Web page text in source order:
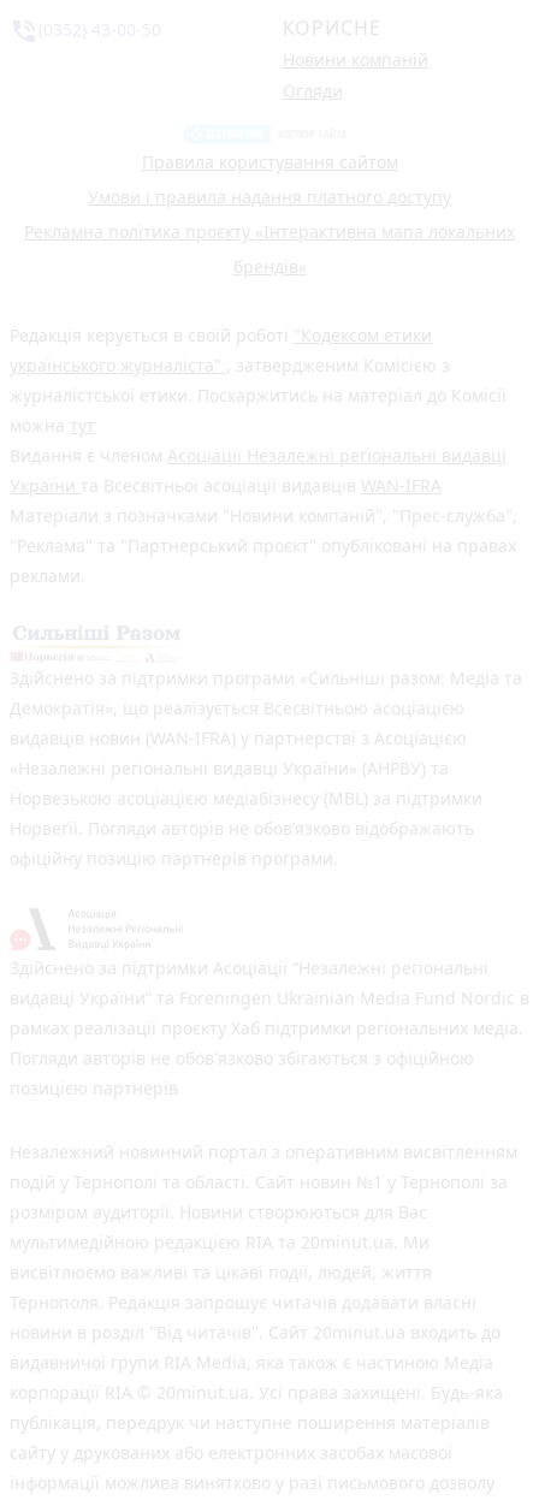
КОРИСНЕ
Новини компаній
Огляди
Правила користування сайтом
Умови і правила надання платного доступу
Рекламна політика проєкту «Інтерактивна мапа локальних
брендів»
Редакція керується в своїй роботі "Кодексом етики
українського журналіста" , затвердженим Комісією з
журналістської етики. Поскаржитись на матеріал до Комісії
можна тут
Видання є членом Асоціації Незалежні регіональні видавці
України та Всесвітньої асоціації видавців WAN-IFRA
Матеріали з позначками "Новини компаній", "Прес-служба",
"Реклама" та "Партнерський проєкт" опубліковані на правах
реклами.
Здійснено за підтримки програми «Сильніші разом: Медіа та
Демократія», що реалізується Всесвітньою асоціацією
видавців новин (WAN-IFRA) у партнерстві з Асоціацією
«Незалежні регіональні видавці України» (АНРВУ) та
Норвезькою асоціацією медіабізнесу (MBL) за підтримки
Норвегії. Погляди авторів не обов’язково відображають
офіційну позицію партнерів програми.
Здійснено за підтримки Асоціації “Незалежні регіональні
видавці України” та Foreningen Ukrainian Media Fund Nordic в
рамках реалізації проєкту Хаб підтримки регіональних медіа.
Погляди авторів не обов'язково збігаються з офіційною
позицією партнерів
Незалежний новинний портал з оперативним висвітленням
подій у Тернополі та області. Сайт новин №1 у Тернополі за
розміром аудиторії. Новини створюються для Вас
мультимедійною редакцією RIA та 20minut.ua. Ми
висвітлюємо важливі та цікаві події, людей, життя
Тернополя. Редакція запрошує читачів додавати власні
новини в розділ "Від читачів". Сайт 20minut.ua входить до
видавничої групи RIA Media, яка також є частиною Медіа
корпорації RIA © 20minut.ua. Усі права захищені. Будь-яка
публiкацiя, передрук чи наступне поширення матеріалів
сайту у друкованих або електронних засобах масової
інформації можлива винятково у разі письмового дозволу